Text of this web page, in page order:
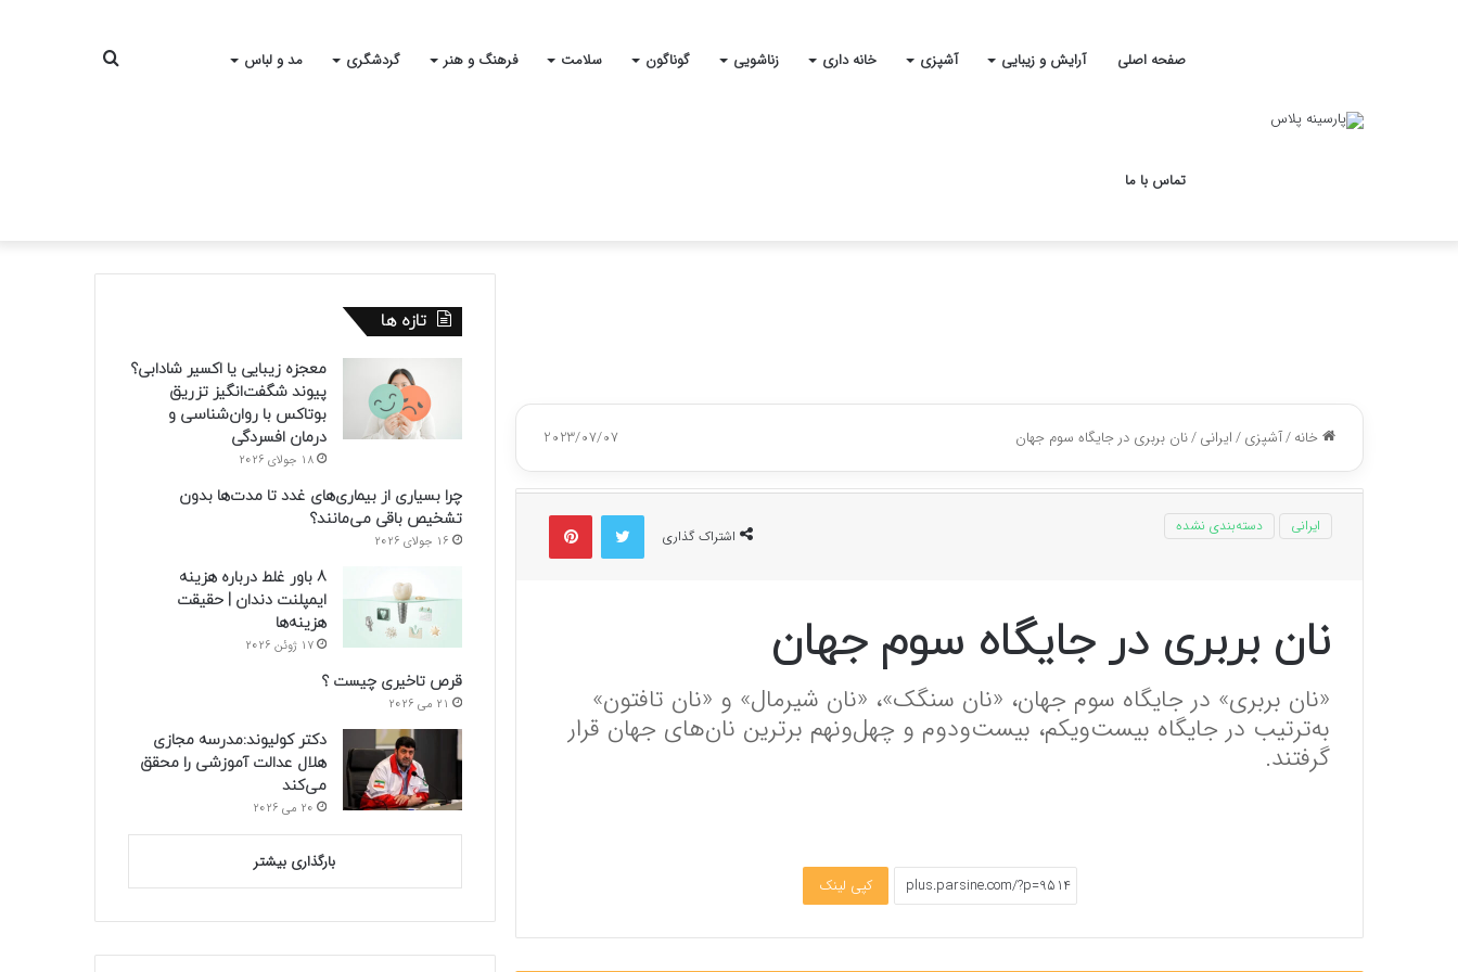
صفحه اصلی آرایش و زیبایی آشپزی خانه داری زناشویی گوناگون سلامت فرهنگ و هنر گردشگری مد و لباس
تماس با ما
جستجو
خانه/آشپزی/ایرانی/نان بربری در جایگاه سوم جهان 2023/07/07
اشتراک گذاری
توییتر پینتریست
ایرانی دسته‌بندی نشده
نان بربری در جایگاه سوم جهان
«نان بربری» در جایگاه سوم جهان، «نان سنگک»، «نان شیرمال» و «نان تافتون»
به‌‌ترتیب در جایگاه بیست‌و‌یکم، بیست‌و‌دوم و چهل‌و‌نهم برترین نان‌های جهان قرار
گرفتند.
کپی لینک
تازه ها
معجزه زیبایی یا اکسیر شادابی؟
پیوند شگفت‌انگیز تزریق
بوتاکس با روان‌شناسی و
درمان افسردگی
18 جولای 2026
چرا بسیاری از بیماری‌های غدد تا مدت‌ها بدون
تشخیص باقی می‌مانند؟
16 جولای 2026
8 باور غلط درباره هزینه
ایمپلنت دندان | حقیقت
هزینه‌ها
17 ژوئن 2026
قرص تاخیری چیست ؟
21 می 2026
دکتر کولیوند:مدرسه مجازی
هلال عدالت آموزشی را محقق
می‌کند
20 می 2026
بارگذاری بیشتر